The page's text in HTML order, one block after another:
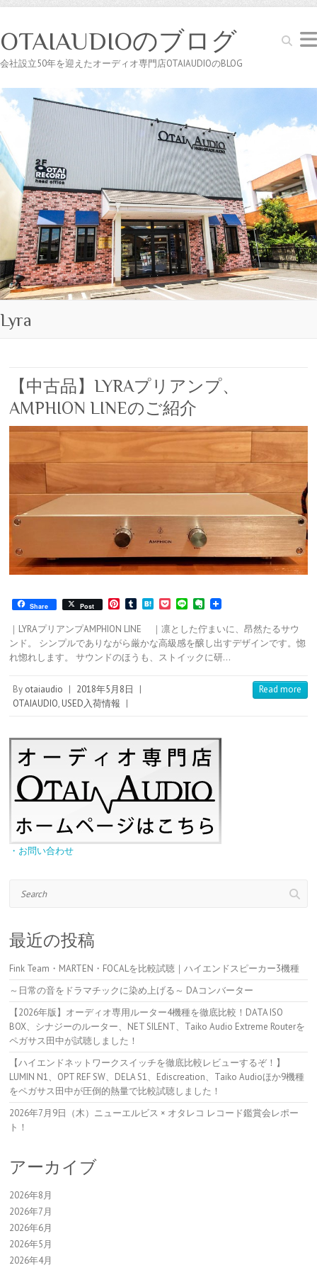
Search
OTAIAUDIOのブログ
会社設立50年を迎えたオーディオ専門店OTAIAUDIOのBLOG
Lyra
【中古品】LYRAプリアンプ、
AMPHION LINEのご紹介
Share Post
P
n
t
e
r
s
t
T
m
b
l
r
H
t
e
n
a
P
c
k
e
t
L
n
e
E
e
r
n
o
｜LYRAプリアンプAMPHION LINE ｜凛とした佇まいに、昂然たるサウ
ンド。 シンプルでありながら厳かな高級感を醸し出すデザインです。惚
れ惚れします。 サウンドのほうも、ストイックに研…
By otaiaudio | 2018年5月8日
|
OTAIAUDIO, USED入荷情報 |
Read more
・お問い合わせ
最近の投稿
Fink Team・MARTEN・FOCALを比較試聴｜ハイエンドスピーカー3機種
～日常の音をドラマチックに染め上げる～ DAコンバーター
【2026年版】オーディオ専用ルーター4機種を徹底比較！DATA ISO
BOX、シナジーのルーター、NET SILENT、Taiko Audio Extreme Routerを
ペガサス田中が試聴しました！
【ハイエンドネットワークスイッチを徹底比較レビューするぞ！】
LUMIN N1、OPT REF SW、DELA S1、Ediscreation、Taiko Audioほか9機種
をペガサス田中が圧倒的熱量で比較試聴しました！
2026年7月9日（木）ニューエルビス × オタレコ レコード鑑賞会レポー
ト！
アーカイブ
2026年8月
2026年7月
2026年6月
2026年5月
2026年4月